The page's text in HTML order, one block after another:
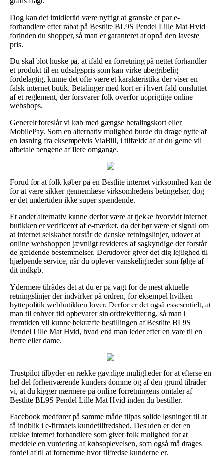
Dog kan det imidlertid være nyttigt at granske et par e-
forhandlere efter rabat på Bestlite BL9S Pendel Lille Mat Hvid
forinden du shopper, så man er garanteret at opnå den laveste
pris.
Du skal blot huske på, at ifald en forretning på nettet forhandler
et produkt til en udsalgspris som kan virke ubegribelig
fordelagtig, kunne det ofte være et karakteristika der viser en
falsk internet butik. Betalinger med kort er i hvert fald omsluttet
af et reglement, der forsvarer folk overfor uoprigtige online
webshops.
Generelt foreslår vi køb med gængse betalingskort eller
MobilePay. Som en alternativ mulighed burde du drage nytte af
en løsning fra eksempelvis ViaBill, i tilfælde af at du gerne vil
afbetale pengene af flere omgange.
Forud for at folk køber på en Bestlite internet virksomhed kan de
for at være sikker gennemlæse virksomhedens betingelser, dog
er det undertiden ikke super spændende.
Et andet alternativ kunne derfor være at tjekke hvorvidt internet
butikken er verificeret af e-mærket, da det bør være et signal om
at internet selskabet forstår de danske retningslinjer, udover at
online webshoppen jævnligt revideres af sagkyndige der forstår
de gældende bestemmelser. Derudover giver det dig lejlighed til
hjælpende service, når du oplever vanskeligheder som følge af
dit indkøb.
Ydermere tilrådes det at du er på vagt for de mest aktuelle
retningslinjer der indvirker på ordren, for eksempel hvilken
byttepolitik webbutikken lover. Derfor er det også essesentielt, at
man til enhver tid opbevarer sin ordrekvittering, så man i
fremtiden vil kunne bekræfte bestillingen af Bestlite BL9S
Pendel Lille Mat Hvid, hvad end man leder efter en vare til en
herre eller dame.
Trustpilot tilbyder en række gavnlige muligheder for at efterse en
hel del forhenværende kunders domme og af den grund tilråder
vi, at du kigger nærmere på online forretningens omtaler af
Bestlite BL9S Pendel Lille Mat Hvid inden du bestiller.
Facebook medfører på samme måde tilpas solide løsninger til at
få indblik i e-firmaets kundetilfredshed. Desuden er der en
række internet forhandlere som giver folk mulighed for at
meddele en vurdering af købsoplevelsen, som også må drages
fordel af til at fornemme hvor tilfredse kunderne er.